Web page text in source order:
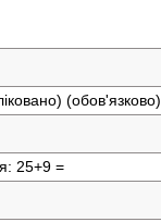
(обов'язково)
25+9 =